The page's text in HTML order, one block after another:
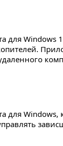
для Windows
для Windows,